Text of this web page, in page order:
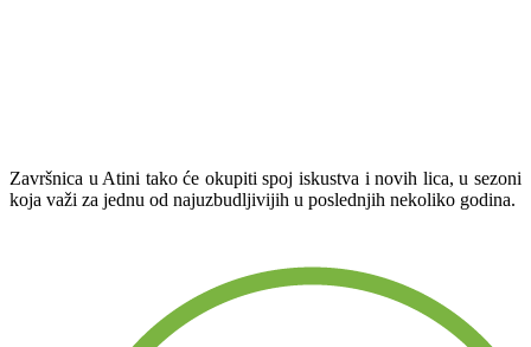
Završnica u Atini tako će okupiti spoj iskustva i novih lica, u sezoni
koja važi za jednu od najuzbudljivijih u poslednjih nekoliko godina.